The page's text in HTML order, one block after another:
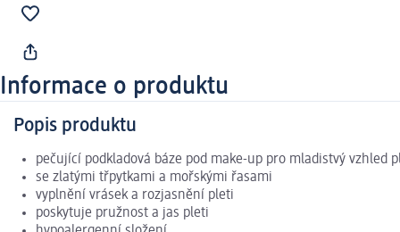
Informace o produktu
Popis produktu
pečující podkladová báze pod make-up pro mladistvý vzhled
se zlatými třpytkami a mořskými řasami
vyplnění vrásek a rozjasnění pleti
poskytuje pružnost a jas pleti